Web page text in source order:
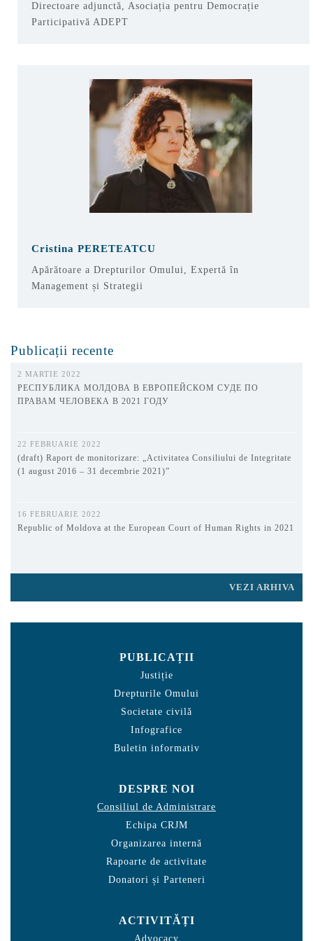
Directoare adjunctă, Asociația pentru Democrație
Participativă ADEPT
Cristina PERETEATCU
Apărătoare a Drepturilor Omului, Expertă în
Management și Strategii
Publicații recente
2 MARTIE 2022
РЕСПУБЛИКА МОЛДОВА В ЕВРОПЕЙСКОМ СУДЕ ПО
ПРАВАМ ЧЕЛОВЕКА В 2021 ГОДУ
22 FEBRUARIE 2022
(draft) Raport de monitorizare: „Activitatea Consiliului de Integritate
(1 august 2016 – 31 decembrie 2021)”
16 FEBRUARIE 2022
Republic of Moldova at the European Court of Human Rights in 2021
VEZI ARHIVA
PUBLICAȚII
Justiție
Drepturile Omului
Societate civilă
Infografice
Buletin informativ
DESPRE NOI
Consiliul de Administrare
Echipa CRJM
Organizarea internă
Rapoarte de activitate
Donatori și Parteneri
ACTIVITĂȚI
Advocacy